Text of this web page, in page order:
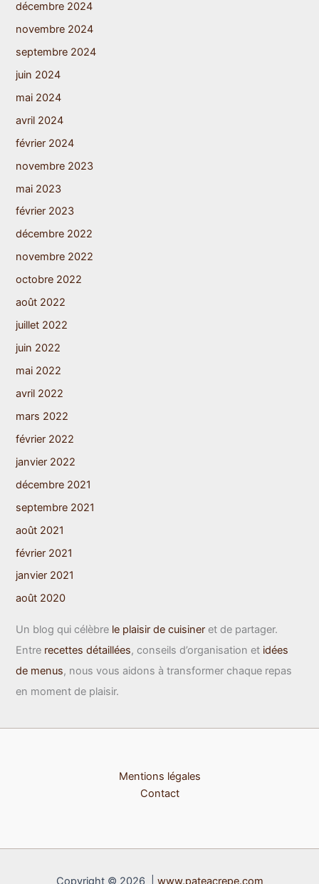
décembre 2024
novembre 2024
septembre 2024
juin 2024
mai 2024
avril 2024
février 2024
novembre 2023
mai 2023
février 2023
décembre 2022
novembre 2022
octobre 2022
août 2022
juillet 2022
juin 2022
mai 2022
avril 2022
mars 2022
février 2022
janvier 2022
décembre 2021
septembre 2021
août 2021
février 2021
janvier 2021
août 2020
Un blog qui célèbre le plaisir de cuisiner et de partager.
Entre recettes détaillées, conseils d’organisation et idées
de menus, nous vous aidons à transformer chaque repas
en moment de plaisir.
Mentions légales
Contact
Copyright © 2026 | www.pateacrepe.com